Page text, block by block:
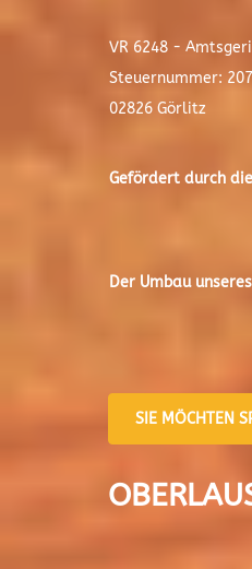
VR 6248 -
Steuernummer:
02826 Görlitz
Gefördert durch
Der Umbau
SIE MÖCHTEN